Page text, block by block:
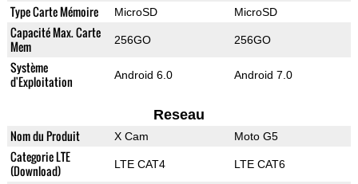
Type Carte Mémoire MicroSD MicroSD
Capacité Max. Carte
Mem
256GO 256GO
Système
d'Exploitation
Android 6.0 Android 7.0
Reseau
Nom du Produit X Cam Moto G5
Categorie LTE
(Download)
LTE CAT4 LTE CAT6